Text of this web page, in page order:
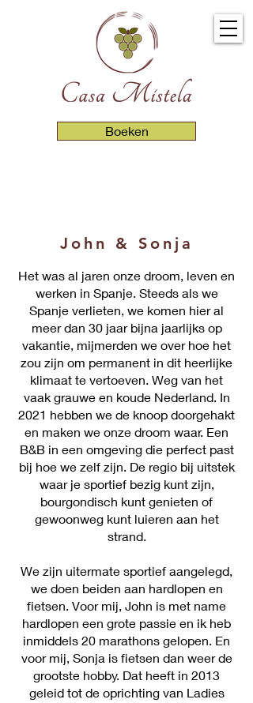
Boeken
John & Sonja
Het was al jaren onze droom, leven en
werken in Spanje. Steeds als we
Spanje verlieten, we komen hier al
meer dan 30 jaar bijna jaarlijks op
vakantie, mijmerden we over hoe het
zou zijn om permanent in dit heerlijke
klimaat te vertoeven. Weg van het
vaak grauwe en koude Nederland. In
2021 hebben we de knoop doorgehakt
en maken we onze droom waar. Een
B&B in een omgeving die perfect past
bij hoe we zelf zijn. De regio bij uitstek
waar je sportief bezig kunt zijn,
bourgondisch kunt genieten of
gewoonweg kunt luieren aan het
strand.
We zijn uitermate sportief aangelegd,
we doen beiden aan hardlopen en
fietsen. Voor mij, John is met name
hardlopen een grote passie en ik heb
inmiddels 20 marathons gelopen. En
voor mij, Sonja is fietsen dan weer de
grootste hobby. Dat heeft in 2013
geleid tot de oprichting van Ladies